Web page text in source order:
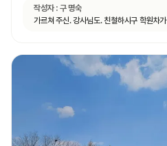
작성자 : 구 명숙
가르쳐 주신. 강사님도. 친철하시구 학원차